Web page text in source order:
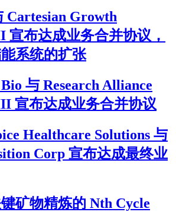
Cartesian Growth
宣布达成业务合并协议，
系统的扩张
与 Research Alliance
宣布达成业务合并协议
Healthcare Solutions 与
Corp 宣布达成最终业
矿物精炼的 Nth Cycle